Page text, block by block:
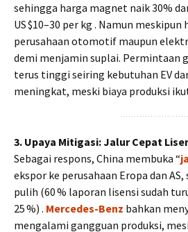
sehingga harga magnet naik 30%
US $10–30 per kg . Namun meskipun
perusahaan otomotif maupun
demi menjamin suplai. Permintaan
terus tinggi seiring kebutuhan EV
meningkat, meski biaya produksi
3. Upaya Mitigasi: Jalur Cepat
Sebagai respons, China membuka “
ekspor ke perusahaan Eropa dan
pulih (60 % laporan lisensi sudah
25 %) . Mercedes-Benz bahkan
mengalami gangguan produksi,